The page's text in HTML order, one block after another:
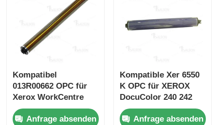
Referenzen
Xerox-Tonerchip
Tonerchip von Lexmark
Kompatibel
013R00662 OPC für
Xerox WorkCentre
7525 7530 7535
Anfrage absenden
Kompatible Xer 6550
K OPC für XEROX
DocuColor 240 242
250 252
Anfrage absenden